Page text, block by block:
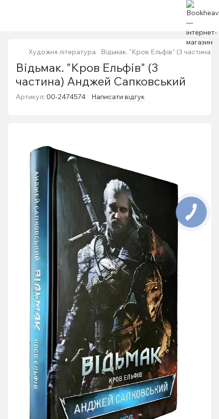
Художня література Відьмак. "Кров Ельфів" (3 частина)
Відьмак. "Кров Ельфів" (3
частина) Анджей Сапковський
Артикул: 00-2474574 Написати відгук